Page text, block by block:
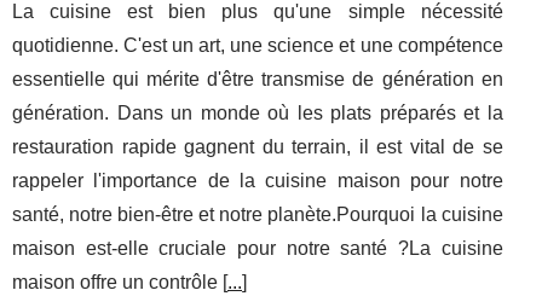
La cuisine est bien plus qu'une simple nécessité
quotidienne. C'est un art, une science et une compétence
essentielle qui mérite d'être transmise de génération en
génération. Dans un monde où les plats préparés et la
restauration rapide gagnent du terrain, il est vital de se
rappeler l'importance de la cuisine maison pour notre
santé, notre bien-être et notre planète.Pourquoi la cuisine
maison est-elle cruciale pour notre santé ?La cuisine
maison offre un contrôle [...]